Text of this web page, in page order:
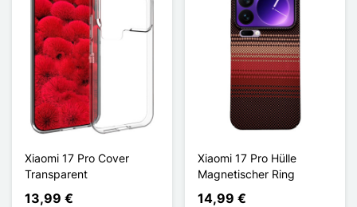
Xiaomi 17 Pro Cover
Transparent
13,99 €
Xiaomi 17 Pro Hülle
Magnetischer Ring
14,99 €